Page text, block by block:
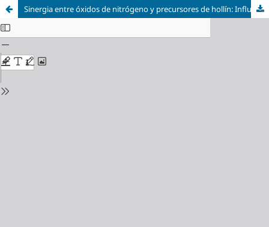
Sinergia entre óxidos de nitrógeno y precursores de hollín: Influencia en las emisiones de contaminantes